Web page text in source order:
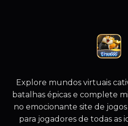
Explore mundos virtuais
batalhas épicas e complete
no emocionante site de
para jogadores de todas as